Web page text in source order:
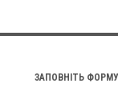
ЗАПОВНІТЬ